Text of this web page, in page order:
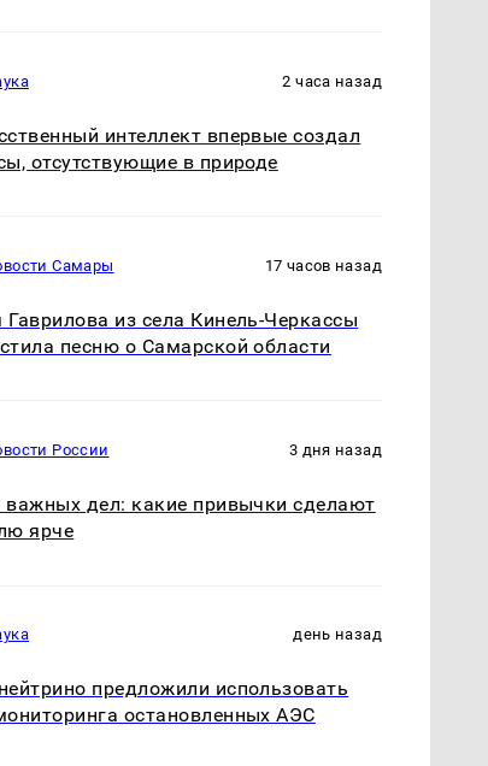
2 часа назад
интеллект впервые создал
отсутствующие в природе
Самары 17 часов назад
из села Кинель-Черкассы
песню о Самарской области
России 3 дня назад
важных дел: какие привычки сделают
ярче
день назад
предложили использовать
остановленных АЭС